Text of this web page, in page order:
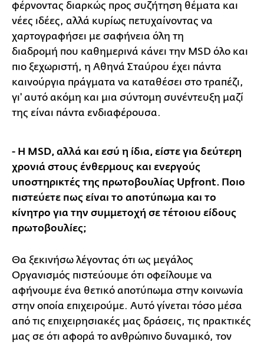
φέρνοντας διαρκώς προς συζήτηση θέματα και
νέες ιδέες, αλλά κυρίως πετυχαίνοντας να
χαρτογραφήσει με σαφήνεια όλη τη
διαδρομή που καθημερινά κάνει την MSD όλο και
πιο ξεχωριστή, η Αθηνά Σταύρου έχει πάντα
καινούργια πράγματα να καταθέσει στο τραπέζι,
γι' αυτό ακόμη και μια σύντομη συνέντευξη μαζί
της είναι πάντα ενδιαφέρουσα.
- Η ΜSD, αλλά και εσύ η ίδια, είστε για δεύτερη
χρονιά στους ένθερμους και ενεργούς
υποστηρικτές της πρωτοβουλίας Upfront. Ποιο
πιστεύετε πως είναι το αποτύπωμα και το
κίνητρο για την συμμετοχή σε τέτοιου είδους
πρωτοβουλίες;
Θα ξεκινήσω λέγοντας ότι ως μεγάλος
Oργανισμός πιστεύουμε ότι οφείλουμε να
αφήνουμε ένα θετικό αποτύπωμα στην κοινωνία
στην οποία επιχειρούμε. Αυτό γίνεται τόσο μέσα
από τις επιχειρησιακές μας δράσεις, τις πρακτικές
μας σε ότι αφορά το ανθρώπινο δυναμικό, τον